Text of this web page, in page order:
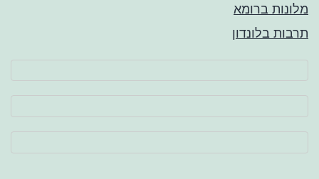
מלונות ברומא
תרבות בלונדון